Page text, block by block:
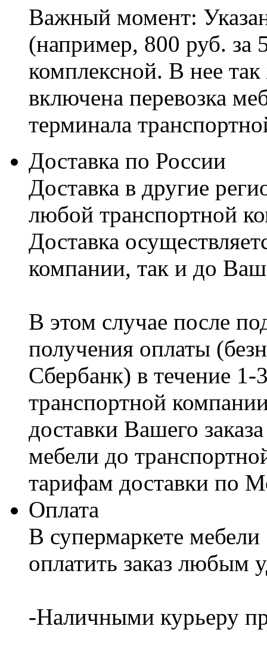
Важный момент:
(например, 800 руб. за
комплексной. В нее
включена перевозка
терминала
Доставка по России
Доставка в другие
любой транспортной
Доставка
компании, так и до
В этом случае после
получения оплаты
Сбербанк) в течение
транспортной
доставки Вашего
мебели до
тарифам доставки по
Оплата
В супермаркете
оплатить заказ любым
-Наличными курьеру